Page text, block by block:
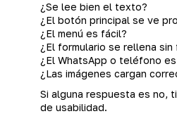
¿Se lee bien el texto?
¿El botón principal se ve
¿El menú es fácil?
¿El formulario se rellena sin
¿El WhatsApp o teléfono
¿Las imágenes cargan
Si alguna respuesta es no,
de usabilidad.